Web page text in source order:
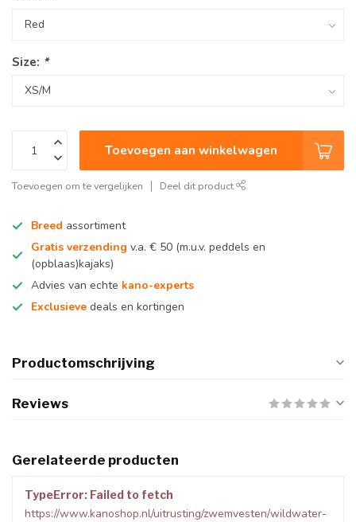
Size: *
Toevoegen aan winkelwagen
Toevoegen om te vergelijken Deel dit product
Breed assortiment
Gratis verzending v.a. € 50 (m.u.v. peddels en
(opblaas)kajaks)
Advies van echte kano-experts
Exclusieve deals en kortingen
Productomschrijving
Reviews
Gerelateerde producten
TypeError: Failed to fetch
https://www.kanoshop.nl/uitrusting/zwemvesten/wildwater-